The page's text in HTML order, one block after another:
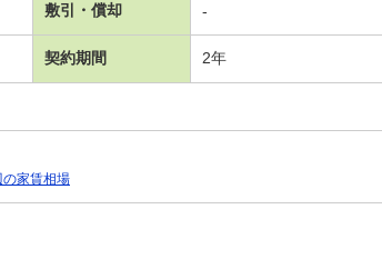
敷引・償却 -
契約期間 2年
家賃相場